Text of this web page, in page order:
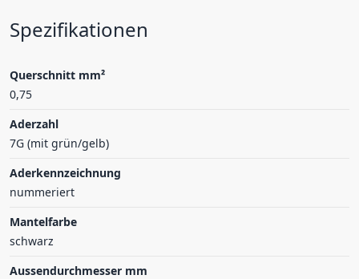
Spezifikationen
Querschnitt mm²
0,75
Aderzahl
7G (mit grün/gelb)
Aderkennzeichnung
nummeriert
Mantelfarbe
schwarz
Aussendurchmesser mm